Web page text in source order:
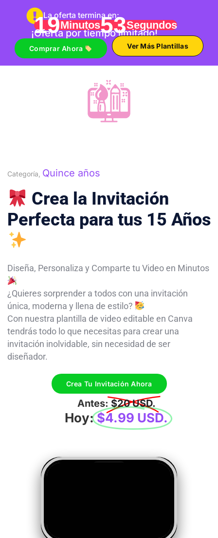
La oferta termina en:
19Minutos52Segundos
¡Oferta por tiempo limitado!
Comprar Ahora Ver Más Plantillas
Categoría, Quince años
Crea la Invitación
Perfecta para tus 15 Años
Diseña, Personaliza y Comparte tu Video en Minutos
¿Quieres sorprender a todos con una invitación
única, moderna y llena de estilo?
Con nuestra plantilla de video editable en Canva
tendrás todo lo que necesitas para crear una
invitación inolvidable, sin necesidad de ser
diseñador.
Crea Tu Invitación Ahora
Antes: $20 USD.
Hoy:$4.99 USD.